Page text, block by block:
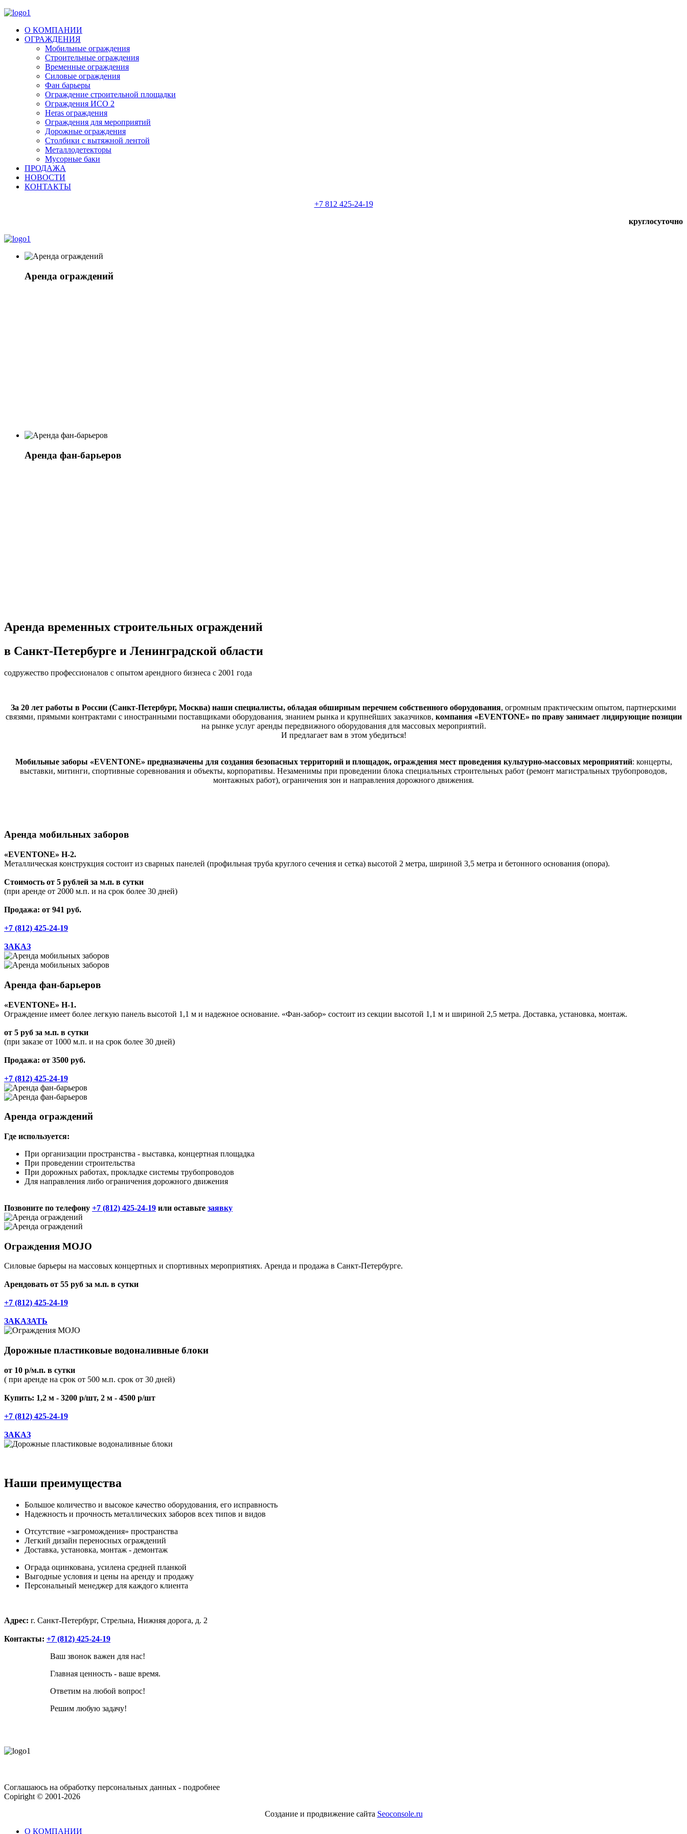
О КОМПАНИИ
ОГРАЖДЕНИЯ
Мобильные ограждения
Строительные ограждения
Временные ограждения
Силовые ограждения
Фан барьеры
Ограждение строительной площадки
Ограждения ИСО 2
Heras ограждения
Ограждения для мероприятий
Дорожные ограждения
Столбики с вытяжной лентой
Металлодетекторы
Мусорные баки
ПРОДАЖА
НОВОСТИ
КОНТАКТЫ
+7 812 425-24-19
круглосуточно
Аренда ограждений
Аренда фан-барьеров
Аренда временных строительных ограждений
в Санкт-Петербурге и Ленинградской области
содружество профессионалов с опытом арендного бизнеса с 2001 года
За 20 лет работы в России (Санкт-Петербург, Москва) наши специалисты, обладая обширным перечнем собственного оборудования, огромным практическим опытом, партнерскими
связями, прямыми контрактами с иностранными поставщиками оборудования, знанием рынка и крупнейших заказчиков, компания «EVENTONE» по праву занимает лидирующие позиции
на рынке услуг аренды передвижного оборудования для массовых мероприятий.
И предлагает вам в этом убедиться!
Мобильные заборы «EVENTONE» предназначены для создания безопасных территорий и площадок, ограждения мест проведения культурно-массовых мероприятий: концерты,
выставки, митинги, спортивные соревнования и объекты, корпоративы. Незаменимы при проведении блока специальных строительных работ (ремонт магистральных трубопроводов,
монтажных работ), ограничения зон и направления дорожного движения.
Аренда мобильных заборов
«EVENTONE» Н-2.
Металлическая конструкция состоит из сварных панелей (профильная труба круглого сечения и сетка) высотой 2 метра, шириной 3,5 метра и бетонного основания (опора).
Стоимость от 5 рублей за м.п. в сутки
(при аренде от 2000 м.п. и на срок более 30 дней)
Продажа: от 941 руб.
+7 (812) 425-24-19
ЗАКАЗ
Аренда фан-барьеров
«EVENTONE» Н-1.
Ограждение имеет более легкую панель высотой 1,1 м и надежное основание. «Фан-забор» состоит из секции высотой 1,1 м и шириной 2,5 метра. Доставка, установка, монтаж.
от 5 руб за м.п. в сутки
(при заказе от 1000 м.п. и на срок более 30 дней)
Продажа: от 3500 руб.
+7 (812) 425-24-19
Аренда ограждений
Где используется:
При организации пространства - выставка, концертная площадка
При проведении строительства
При дорожных работах, прокладке системы трубопроводов
Для направления либо ограничения дорожного движения
Позвоните по телефону +7 (812) 425-24-19 или оставьте заявку
Ограждения MOJO
Силовые барьеры на массовых концертных и спортивных мероприятиях. Аренда и продажа в Санкт-Петербурге.
Арендовать от 55 руб за м.п. в сутки
+7 (812) 425-24-19
ЗАКАЗАТЬ
Дорожные пластиковые водоналивные блоки
от 10 р/м.п. в сутки
( при аренде на срок от 500 м.п. срок от 30 дней)
Купить: 1,2 м - 3200 р/шт, 2 м - 4500 р/шт
+7 (812) 425-24-19
ЗАКАЗ
Наши преимущества
Большое количество и высокое качество оборудования, его исправность
Надежность и прочность металлических заборов всех типов и видов
Отсутствие «загромождения» пространства
Легкий дизайн переносных ограждений
Доставка, установка, монтаж - демонтаж
Ограда оцинкована, усилена средней планкой
Выгодные условия и цены на аренду и продажу
Персональный менеджер для каждого клиента
Адрес: г. Санкт-Петербург, Стрельна, Нижняя дорога, д. 2
Контакты: +7 (812) 425-24-19
Ваш звонок важен для нас!
Главная ценность - ваше время.
Ответим на любой вопрос!
Решим любую задачу!
Соглашаюсь на обработку персональных данных - подробнее
Copiright © 2001-2026
Создание и продвижение сайта Seoconsole.ru
О КОМПАНИИ